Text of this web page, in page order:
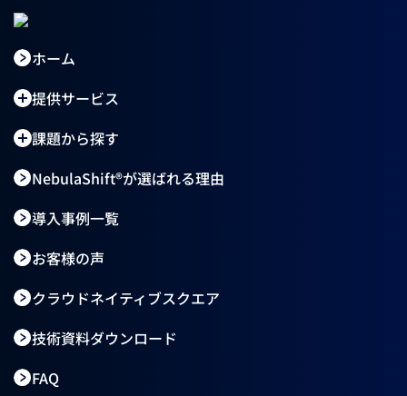
ホーム
提供サービス
課題から探す
NebulaShift®が選ばれる理由
導入事例一覧
お客様の声
クラウドネイティブスクエア
技術資料ダウンロード
FAQ